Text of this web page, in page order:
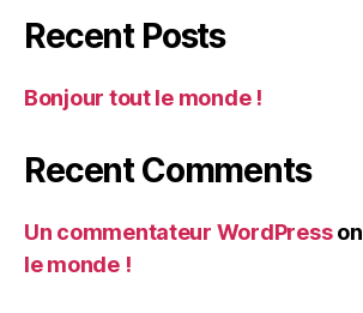
Recent Posts
Bonjour tout le monde !
Recent Comments
Un commentateur WordPresson
le monde !